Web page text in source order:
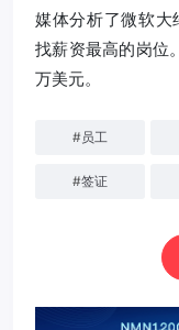
媒体分析了微软大
找薪资最高的岗位
万美元。
#员工
#签证